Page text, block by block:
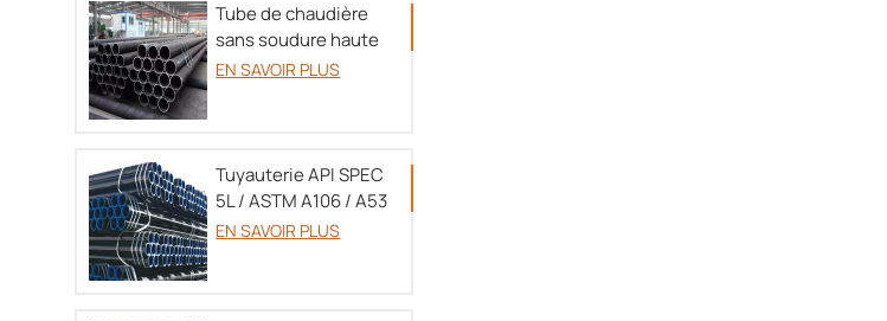
Tube de chaudière
sans soudure haute
pression TU 14-3P-
EN SAVOIR PLUS
Tuyauterie API SPEC
5L / ASTM A106 / A53
EN SAVOIR PLUS